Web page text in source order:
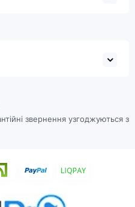
звернення узгоджуються з